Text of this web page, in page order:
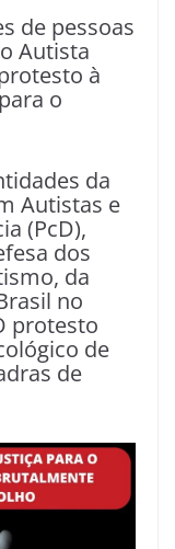
de pessoas
Autista
à
o
da
Autistas e
(PcD),
dos
da
no
protesto
de
de